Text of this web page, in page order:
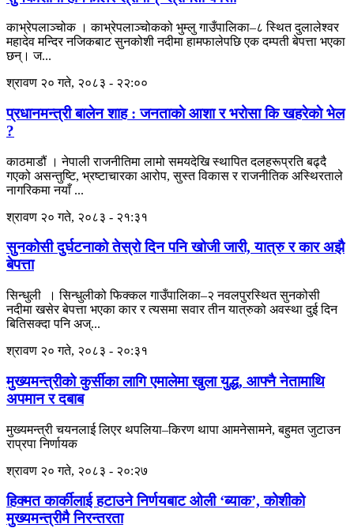
काभ्रेपलाञ्चोक । काभ्रेपलाञ्चोकको भुम्लु गाउँपालिका–८ स्थित दुलालेश्वर
महादेव मन्दिर नजिकबाट सुनकोशी नदीमा हामफालेपछि एक दम्पती बेपत्ता भएका
छन्। ज...
श्रावण २० गते, २०८३ - २२:००
प्रधानमन्त्री बालेन शाह : जनताकाे आशा र भरोसा कि खहरेकाे भेल
?
काठमाडौं । नेपाली राजनीतिमा लामो समयदेखि स्थापित दलहरूप्रति बढ्दै
गएको असन्तुष्टि, भ्रष्टाचारका आरोप, सुस्त विकास र राजनीतिक अस्थिरताले
नागरिकमा नयाँ ...
श्रावण २० गते, २०८३ - २१:३१
सुनकोसी दुर्घटनाको तेस्रो दिन पनि खोजी जारी, यात्रु र कार अझै
बेपत्ता
सिन्धुली । सिन्धुलीको फिक्कल गाउँपालिका–२ नवलपुरस्थित सुनकोसी
नदीमा खसेर बेपत्ता भएका कार र त्यसमा सवार तीन यात्रुको अवस्था दुई दिन
बितिसक्दा पनि अज्...
श्रावण २० गते, २०८३ - २०:३१
मुख्यमन्त्रीको कुर्सीका लागि एमालेमा खुला युद्ध, आफ्नै नेतामाथि
अपमान र दबाब
मुख्यमन्त्री चयनलाई लिएर थपलिया–किरण थापा आमनेसामने, बहुमत जुटाउन
राप्रपा निर्णायक
श्रावण २० गते, २०८३ - २०:२७
हिक्मत कार्कीलाई हटाउने निर्णयबाट ओली ‘ब्याक’, कोशीको
मुख्यमन्त्रीमै निरन्तरता